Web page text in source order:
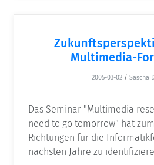
Multimedia-
2005-03-02 / Sascha
Das Seminar "Multimedia
need to go tomorrow" hat
Richtungen für die
nächsten Jahre zu